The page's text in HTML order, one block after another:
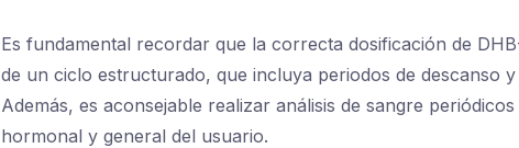
Es fundamental recordar que la correcta dosificación de
de un ciclo estructurado, que incluya periodos de descanso
Además, es aconsejable realizar análisis de sangre
hormonal y general del usuario.